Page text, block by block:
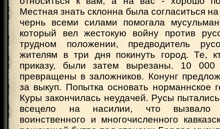
Местная знать склонна была согласиться
чернь всеми силами помогала
который вел жестокую войну против
трудном положении, предводитель
жителям в три дня покинуть город. Те,
приказу, были затем вырезаны. 10
превращены в заложников. Конунг
за выкуп. Попытка основать норманнское
Куры закончилась неудачей. Русы
всецело на насилии, что вызвало
воинственного и многочисленного